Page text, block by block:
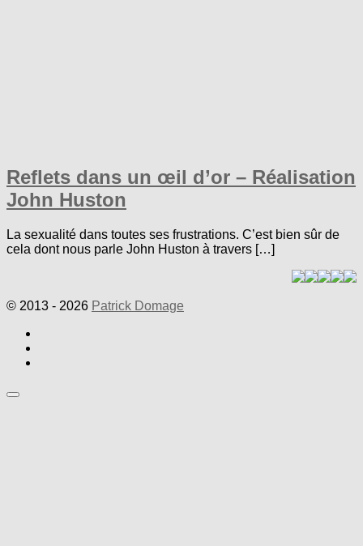
Reflets dans un œil d’or – Réalisation
John Huston
La sexualité dans toutes ses frustrations. C’est bien sûr de
cela dont nous parle John Huston à travers […]
© 2013 - 2026 Patrick Domage